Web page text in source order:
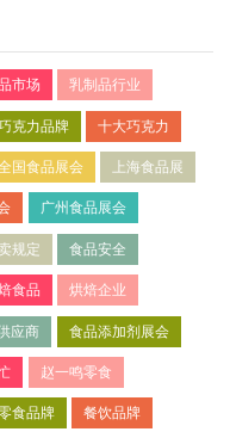
市场 乳制品行业
克力品牌 十大巧克力
国食品展会 上海食品展
广州食品展会
规定 食品安全
食品 烘焙企业
应商 食品添加剂展会
赵一鸣零食
食品牌 餐饮品牌